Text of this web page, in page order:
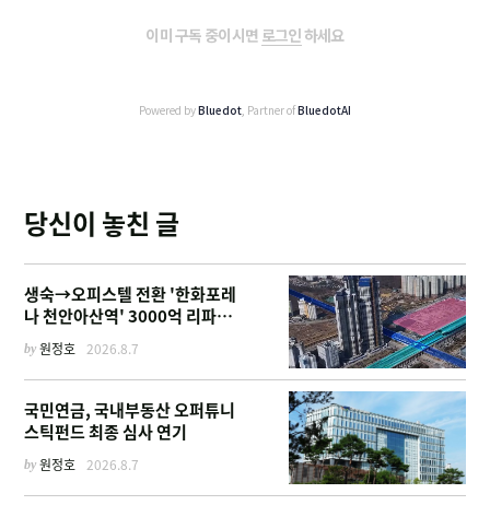
이미 구독 중이시면 로그인하세요
Powered byBluedot, Partner ofBluedotAI
당신이 놓친 글
생숙→오피스텔 전환 '한화포레
나 천안아산역' 3000억 리파이
낸싱
by원정호 2026.8.7
국민연금, 국내부동산 오퍼튜니
스틱펀드 최종 심사 연기
by원정호 2026.8.7